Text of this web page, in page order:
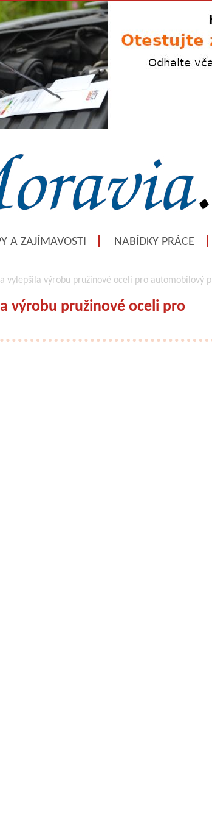
A ZAJÍMAVOSTI NABÍDKY PRÁCE
vylepšila výrobu pružinové oceli pro automobilový
výrobu pružinové oceli pro